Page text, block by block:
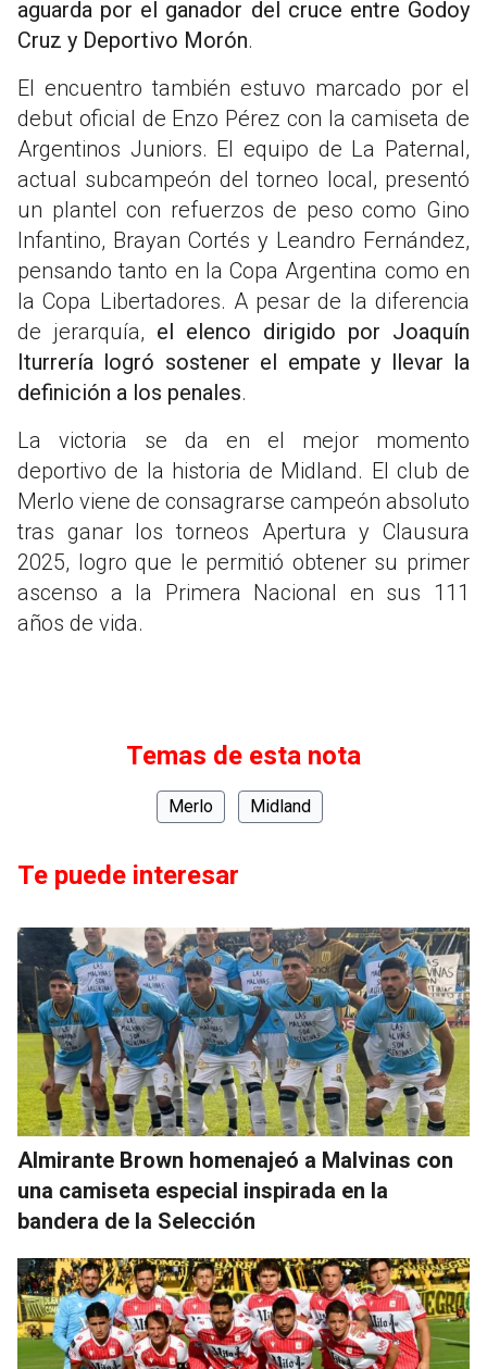
aguarda por el ganador del cruce entre Godoy
Cruz y Deportivo Morón.
El encuentro también estuvo marcado por el
debut oficial de Enzo Pérez con la camiseta de
Argentinos Juniors. El equipo de La Paternal,
actual subcampeón del torneo local, presentó
un plantel con refuerzos de peso como Gino
Infantino, Brayan Cortés y Leandro Fernández,
pensando tanto en la Copa Argentina como en
la Copa Libertadores. A pesar de la diferencia
de jerarquía, el elenco dirigido por Joaquín
Iturrería logró sostener el empate y llevar la
definición a los penales.
La victoria se da en el mejor momento
deportivo de la historia de Midland. El club de
Merlo viene de consagrarse campeón absoluto
tras ganar los torneos Apertura y Clausura
2025, logro que le permitió obtener su primer
ascenso a la Primera Nacional en sus 111
años de vida.
Temas de esta nota
Merlo Midland
Te puede interesar
Almirante Brown homenajeó a Malvinas con
una camiseta especial inspirada en la
bandera de la Selección